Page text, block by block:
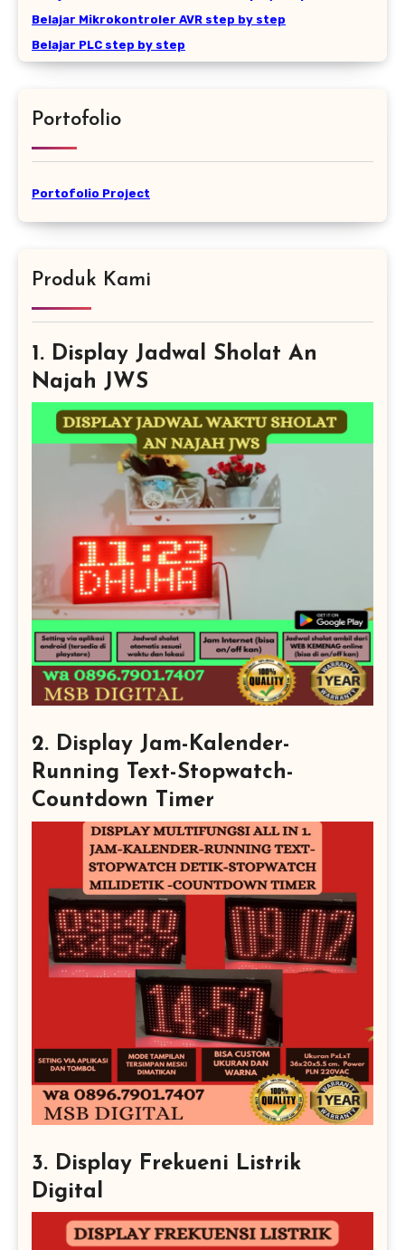
Belajar Mikrokontroler AVR step by step
Belajar PLC step by step
Portofolio
Portofolio Project
Produk Kami
1. Display Jadwal Sholat An
Najah JWS
2. Display Jam-Kalender-
Running Text-Stopwatch-
Countdown Timer
3. Display Frekueni Listrik
Digital